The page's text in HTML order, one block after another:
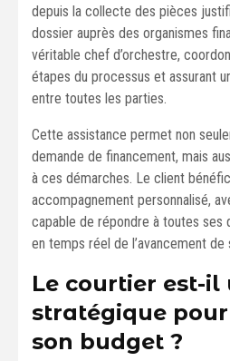
depuis la collecte des pièces
dossier auprès des organismes
véritable chef d’orchestre,
étapes du processus et assurant
entre toutes les parties.
Cette assistance permet non
demande de financement, mais
à ces démarches. Le client
accompagnement personnalisé,
capable de répondre à toutes ses
en temps réel de l’avancement de
Le courtier est-il
stratégique
son budget ?